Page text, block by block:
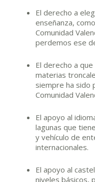
El derecho a
enseñanza,
Comunidad
perdemos ese
El derecho a
materias
siempre ha sido
Comunidad
El apoyo al
lagunas que
y vehículo de
internacionales.
El apoyo al
niveles básicos,